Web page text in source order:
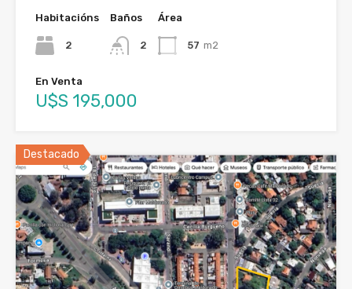
Habitacións
2
Baños
2
Área
57 m2
En Venta
U$S 195,000
Destacado